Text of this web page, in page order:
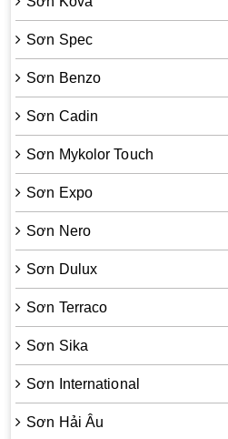
Sơn Spec
Sơn Benzo
Sơn Cadin
Sơn Mykolor Touch
Sơn Expo
Sơn Nero
Sơn Dulux
Sơn Terraco
Sơn Sika
Sơn International
Sơn Hải Âu